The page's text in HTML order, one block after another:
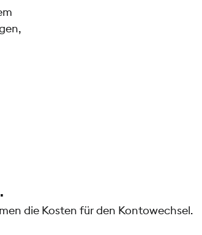
die Kosten für den Kontowechsel.